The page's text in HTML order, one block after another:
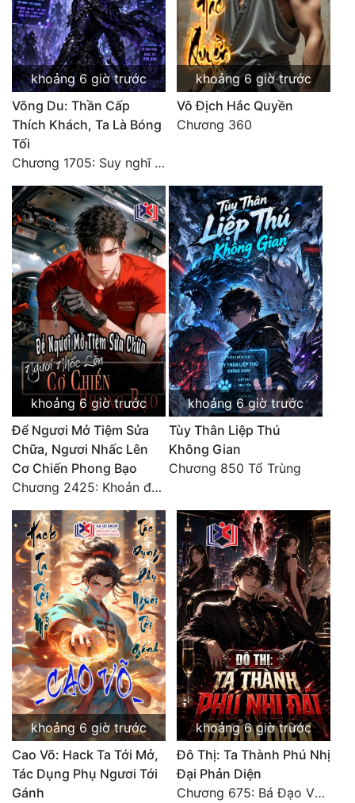
Quân Sự
Sảng Văn
Sắc
Sủng
Thanh Xuân
Tiên Hiệp
Tiểu Thuyết
Trinh Thám
Triều Đấu
Trùng Sinh
Trọng Sinh
Tu Chân
Tu Tiên
Tội Phạm
Vô Địch
Võng Du
Xuyên Không
Xuyên Nhanh
Xuyên Sách
Xuyên Thư
Điền Văn
Đô Thị
Đông Phương
Đông Phương Huyền Huyễn
khoảng 6 giờ trước
Võng Du: Thần Cấp
Thích Khách, Ta Là Bóng
Tối
Chương 1705: Suy nghĩ sinh tồn của Vô Danh Tuyết!
khoảng 6 giờ trước
Vô Địch Hắc Quyền
Chương 360
khoảng 6 giờ trước
Để Ngươi Mở Tiệm Sửa
Chữa, Ngươi Nhấc Lên
Cơ Chiến Phong Bạo
Chương 2425: Khoản đầu tư của Tượng Chủ!! Nỗi nghi hoặc của Tô Bạch!
khoảng 6 giờ trước
Tùy Thân Liệp Thú
Không Gian
Chương 850 Tổ Trùng
khoảng 6 giờ trước
Cao Võ: Hack Ta Tới Mở,
Tác Dụng Phụ Ngươi Tới
Gánh
khoảng 6 giờ trước
Đô Thị: Ta Thành Phú Nhị
Đại Phản Diện
Chương 675: Bá Đạo Vương Gia